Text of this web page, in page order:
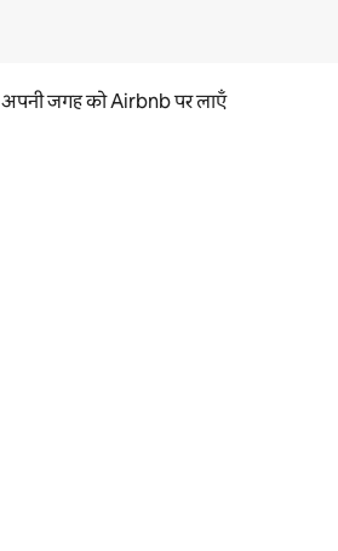
अपनी जगह को Airbnb पर लाएँ